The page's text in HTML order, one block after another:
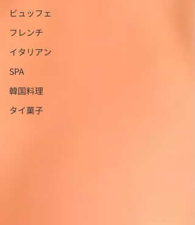
ビュッフェ
フレンチ
イタリアン
SPA
韓国料理
タイ菓子